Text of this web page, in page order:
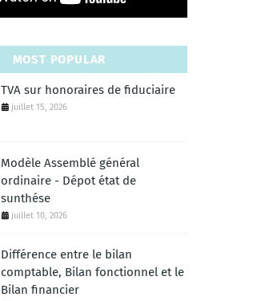
MOST POPULAR
TVA sur honoraires de fiduciaire
juillet 15, 2026
Modèle Assemblé général
ordinaire - Dépot état de
sunthése
juillet 10, 2026
Différence entre le bilan
comptable, Bilan fonctionnel et le
Bilan financier